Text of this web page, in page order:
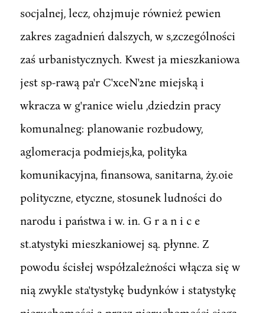
socjalnej, lecz, oh2jmuje również pewien
zakres zagadnień dalszych, w s,zczególności
zaś urbanistycznych. Kwest ja mieszkaniowa
jest sp-rawą pa'r C'xceN'2ne miejską i
wkracza w g'ranice wielu ,dziedzin pracy
komunalneg: planowanie rozbudowy,
aglomeracja podmiejs,ka, polityka
komunikacyjna, finansowa, sanitarna, ży.oie
polityczne, etyczne, stosunek ludności do
narodu i państwa i w. in. G r a n i c e
st.atystyki mieszkaniowej są. płynne. Z
powodu ścisłej współzależności włącza się w
nią zwykle sta'tystykę budynków i statystykę